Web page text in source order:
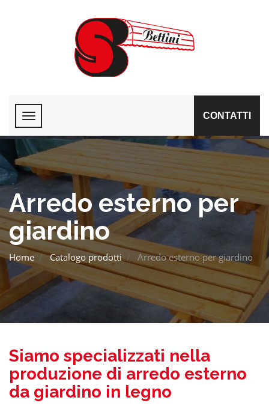
CONTATTI
Arredo esterno per
giardino
Home Catalogo prodotti Arredo esterno per giardino
Siamo specializzati nella
produzione di arredo esterno
da giardino in legno